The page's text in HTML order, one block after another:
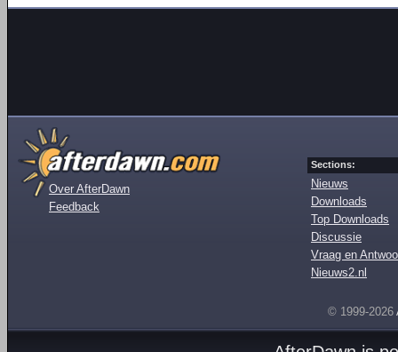
Over AfterDawn
Feedback
Sections:
Nieuws
Downloads
Top Downloads
Discussie
Vraag en
Nieuws2.nl
© 1999-2026